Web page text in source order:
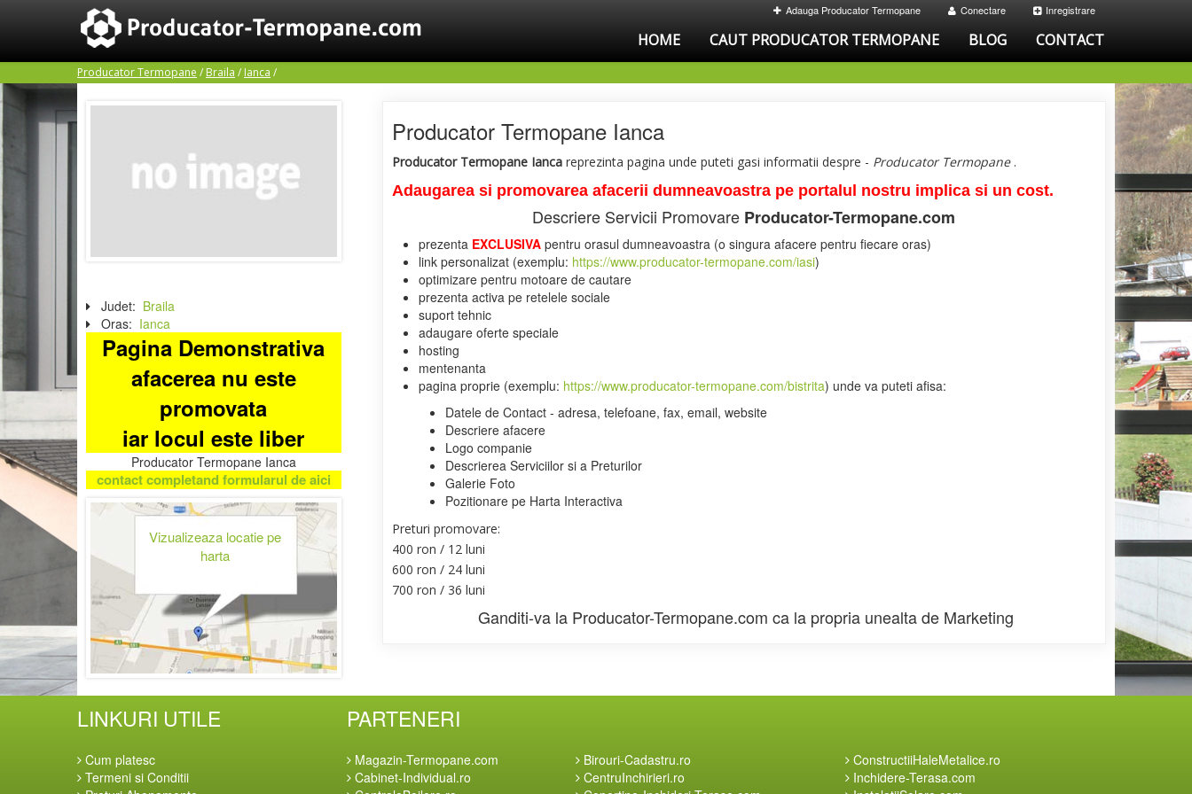
Adauga Producator Termopane Conectare Inregistrare
HOME CAUT PRODUCATOR TERMOPANE BLOG CONTACT
Producator Termopane / Braila / Ianca /
Judet: Braila
Oras: Ianca
Pagina Demonstrativa
afacerea nu este
promovata
iar locul este liber
Producator Termopane Ianca
contact completand formularul de aici
Vizualizeaza locatie pe
harta
Producator Termopane Ianca
Producator Termopane Ianca reprezinta pagina unde puteti gasi informatii despre - Producator Termopane .
Adaugarea si promovarea afacerii dumneavoastra pe portalul nostru implica si un cost.
Descriere Servicii Promovare Producator-Termopane.com
prezenta EXCLUSIVApentru orasul dumneavoastra (o singura afacere pentru fiecare oras)
link personalizat (exemplu: https://www.producator-termopane.com/iasi)
optimizare pentru motoare de cautare
prezenta activa pe retelele sociale
suport tehnic
adaugare oferte speciale
hosting
mentenanta
pagina proprie (exemplu: https://www.producator-termopane.com/bistrita) unde va puteti afisa:
Datele de Contact - adresa, telefoane, fax, email, website
Descriere afacere
Logo companie
Descrierea Serviciilor si a Preturilor
Galerie Foto
Pozitionare pe Harta Interactiva
Preturi promovare:
400 ron / 12 luni
600 ron / 24 luni
700 ron / 36 luni
Ganditi-va la Producator-Termopane.com ca la propria unealta de Marketing
LINKURI UTILE
Cum platesc
Termeni si Conditii
PARTENERI
Magazin-Termopane.com
Cabinet-Individual.ro
Birouri-Cadastru.ro
CentruInchirieri.ro
ConstructiiHaleMetalice.ro
Inchidere-Terasa.com